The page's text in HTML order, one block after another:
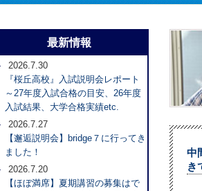
中
き
最新情報
2026.7.30
『桜丘高校』入試説明会レポート
～27年度入試合格の目安、26年度
入試結果、大学合格実績etc.
2026.7.27
【邂逅説明会】bridge７に行ってき
ました！
2026.7.20
【ほぼ満席】夏期講習の募集はで